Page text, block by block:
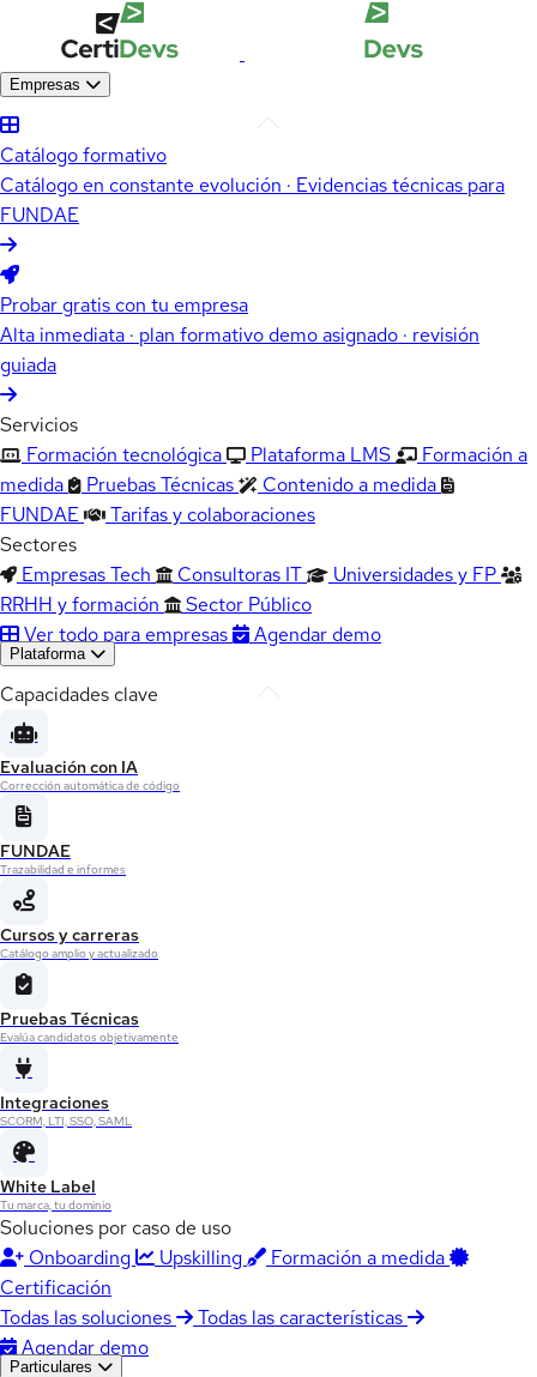
Empresas
Catálogo formativo
Catálogo en constante evolución · Evidencias técnicas para
FUNDAE
Probar gratis con tu empresa
Alta inmediata · plan formativo demo asignado · revisión
guiada
Servicios
Formación tecnológica
Plataforma LMS
Formación a
medida
Pruebas Técnicas
Contenido a medida
FUNDAE
Tarifas y colaboraciones
Sectores
Empresas Tech
Consultoras IT
Universidades y FP
RRHH y formación
Sector Público
Ver todo para empresas
Agendar demo
Plataforma
Capacidades clave
Evaluación con IA
Corrección automática de código
FUNDAE
Trazabilidad e informes
Cursos y carreras
Catálogo amplio y actualizado
Pruebas Técnicas
Evalúa candidatos objetivamente
Integraciones
SCORM, LTI, SSO, SAML
White Label
Tu marca, tu dominio
Soluciones por caso de uso
Onboarding
Upskilling
Formación a medida
Certificación
Todas las soluciones
Todas las características
Agendar demo
Particulares